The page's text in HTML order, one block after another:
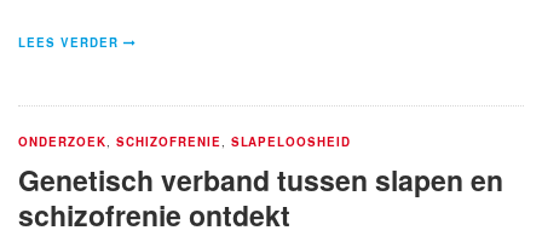
LEES VERDER
ONDERZOEK SCHIZOFRENIE SLAPELOOSHEID
Genetisch verband tussen slapen en
schizofrenie ontdekt